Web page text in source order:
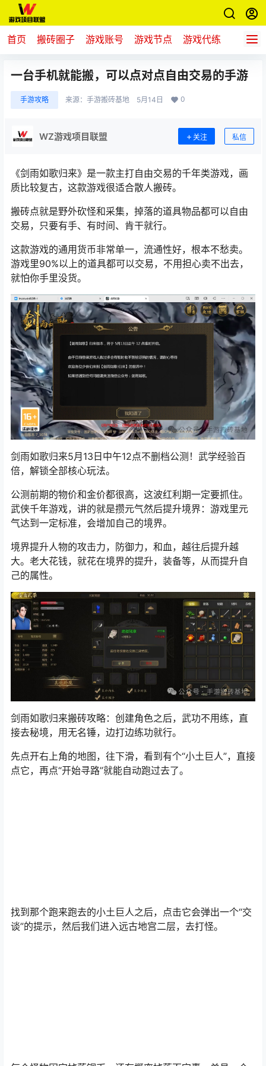
首页 搬砖圈子 游戏账号 游戏节点 游戏代练 新游推
一台手机就能搬，可以点对点自由交易的手游
手游攻略 来源： 手游搬砖基地 5月14日 0
WZ游戏项目联盟 关注 私信
《剑雨如歌归来》是一款主打自由交易的千年类游戏，画
质比较复古，这款游戏很适合散人搬砖。
搬砖点就是野外砍怪和采集，掉落的道具物品都可以自由
交易，只要有手、有时间、肯干就行。
这款游戏的通用货币非常单一，流通性好，根本不愁卖。
游戏里90%以上的道具都可以交易，不用担心卖不出去，
就怕你手里没货。
剑雨如歌归来5月13日中午12点不删档公测！武学经验百
倍，解锁全部核心玩法。
公测前期的物价和金价都很高，这波红利期一定要抓住。
武侠千年游戏，讲的就是攒元气然后提升境界：游戏里元
气达到一定标准，会增加自己的境界。
境界提升人物的攻击力，防御力，和血，越往后提升越
大。老大花钱，就花在境界的提升，装备等，从而提升自
己的属性。
剑雨如歌归来搬砖攻略：创建角色之后，武功不用练，直
接去秘境，用无名锤，边打边练功就行。
先点开右上角的地图，往下滑，看到有个“小土巨人”，直接
点它，再点“开始寻路”就能自动跑过去了。